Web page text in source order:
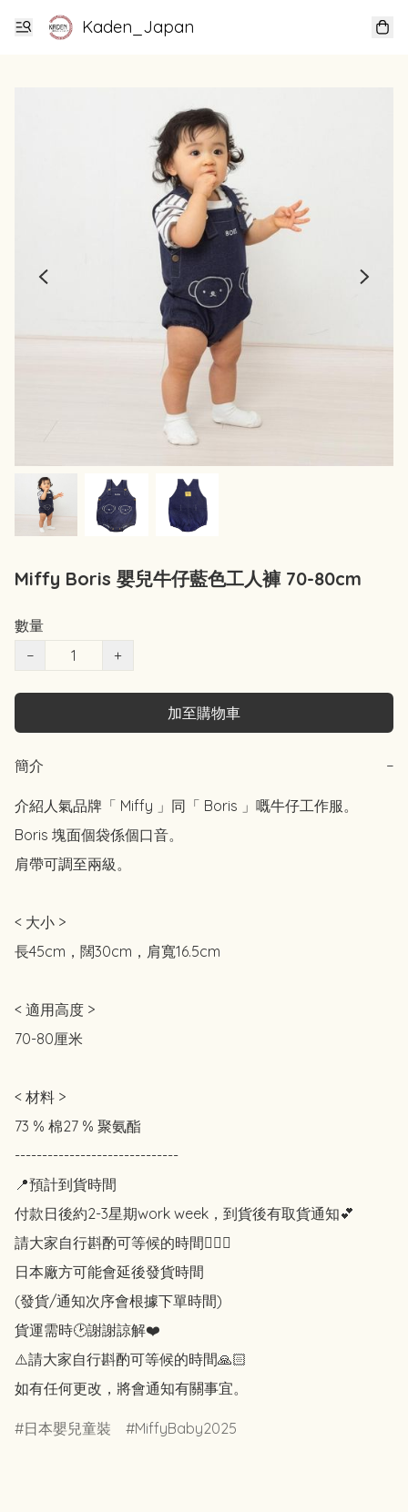
Kaden_Japan
Miffy Boris 嬰兒牛仔藍色工人褲 70-80cm
數量
−
+
加至購物車
簡介 −
介紹人氣品牌「 Miffy 」同「 Boris 」嘅牛仔工作服。
Boris 塊面個袋係個口音。
肩帶可調至兩級。
< 大小 >
長45cm，闊30cm，肩寬16.5cm
< 適用高度 >
70-80厘米
< 材料 >
73 % 棉27 % 聚氨酯
------------------------------
📍預計到貨時間
付款日後約2-3星期work week，到貨後有取貨通知💕
請大家自行斟酌可等候的時間🙇🏻‍♀️
日本廠方可能會延後發貨時間
(發貨/通知次序會根據下單時間)
貨運需時🕑謝謝諒解❤️
⚠️請大家自行斟酌可等候的時間🙏🏻
如有任何更改，將會通知有關事宜。
日本嬰兒童裝 MiffyBaby2025